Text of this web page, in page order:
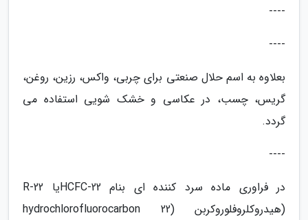
----
----
بعلاوه به اسم حلال صنعتی برای چربی، واکس، رزین، روغن،
گریس، چسب، در عکاسی و خشک شویی استفاده می
گردد.
----
در فراوری ماده سرد کننده ای بنام HCFC-22یا R-22
(هیدروکلروفلوروکربن (hydrochlorofluorocarbon 22